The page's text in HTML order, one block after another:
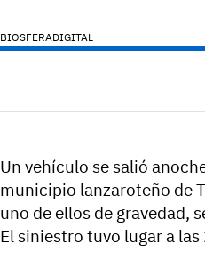
BIOSFERADIGITAL
Un vehículo se salió
municipio lanzaroteño de
uno de ellos de gravedad,
El siniestro tuvo lugar a